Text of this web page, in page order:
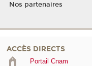
Nos partenaires
ACCÈS DIRECTS
Portail Cnam